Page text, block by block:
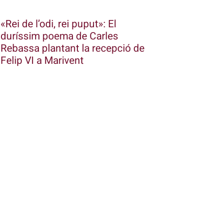
«Rei de l’odi, rei puput»: El
duríssim poema de Carles
Rebassa plantant la recepció de
Felip VI a Marivent